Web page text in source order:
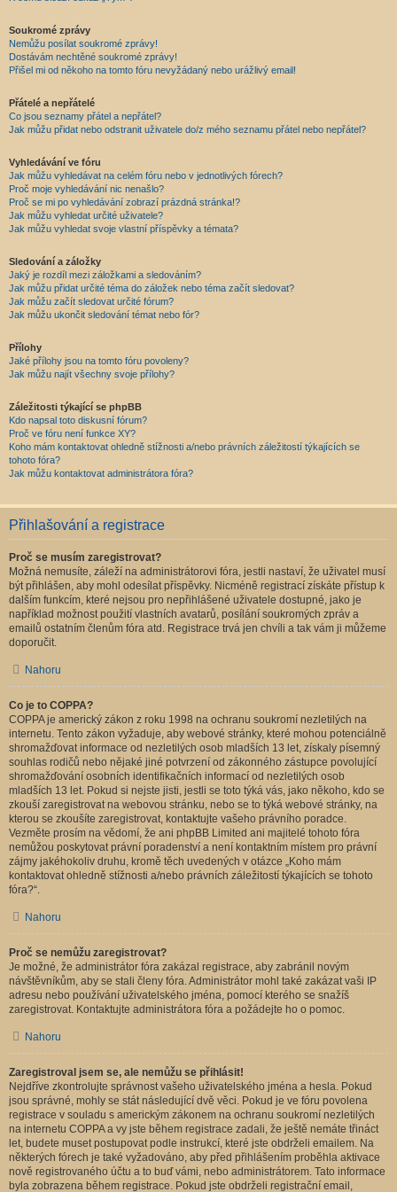
Soukromé zprávy
Nemůžu posílat soukromé zprávy!
Dostávám nechtěné soukromé zprávy!
Přišel mi od někoho na tomto fóru nevyžádaný nebo urážlivý email!
Přátelé a nepřátelé
Co jsou seznamy přátel a nepřátel?
Jak můžu přidat nebo odstranit uživatele do/z mého seznamu přátel nebo nepřátel?
Vyhledávání ve fóru
Jak můžu vyhledávat na celém fóru nebo v jednotlivých fórech?
Proč moje vyhledávání nic nenašlo?
Proč se mi po vyhledávání zobrazí prázdná stránka!?
Jak můžu vyhledat určité uživatele?
Jak můžu vyhledat svoje vlastní příspěvky a témata?
Sledování a záložky
Jaký je rozdíl mezi záložkami a sledováním?
Jak můžu přidat určité téma do záložek nebo téma začít sledovat?
Jak můžu začít sledovat určité fórum?
Jak můžu ukončit sledování témat nebo fór?
Přílohy
Jaké přílohy jsou na tomto fóru povoleny?
Jak můžu najít všechny svoje přílohy?
Záležitosti týkající se phpBB
Kdo napsal toto diskusní fórum?
Proč ve fóru není funkce XY?
Koho mám kontaktovat ohledně stížnosti a/nebo právních záležitostí týkajících se
tohoto fóra?
Jak můžu kontaktovat administrátora fóra?
Přihlašování a registrace
Proč se musím zaregistrovat?
Možná nemusíte, záleží na administrátorovi fóra, jestli nastaví, že uživatel musí
být přihlášen, aby mohl odesílat příspěvky. Nicméně registrací získáte přístup k
dalším funkcím, které nejsou pro nepřihlášené uživatele dostupné, jako je
například možnost použití vlastních avatarů, posílání soukromých zpráv a
emailů ostatním členům fóra atd. Registrace trvá jen chvíli a tak vám ji můžeme
doporučit.
Nahoru
Co je to COPPA?
COPPA je americký zákon z roku 1998 na ochranu soukromí nezletilých na
internetu. Tento zákon vyžaduje, aby webové stránky, které mohou potenciálně
shromažďovat informace od nezletilých osob mladších 13 let, získaly písemný
souhlas rodičů nebo nějaké jiné potvrzení od zákonného zástupce povolující
shromažďování osobních identifikačních informací od nezletilých osob
mladších 13 let. Pokud si nejste jisti, jestli se toto týká vás, jako někoho, kdo se
zkouší zaregistrovat na webovou stránku, nebo se to týká webové stránky, na
kterou se zkoušíte zaregistrovat, kontaktujte vašeho právního poradce.
Vezměte prosím na vědomí, že ani phpBB Limited ani majitelé tohoto fóra
nemůžou poskytovat právní poradenství a není kontaktním místem pro právní
zájmy jakéhokoliv druhu, kromě těch uvedených v otázce „Koho mám
kontaktovat ohledně stížnosti a/nebo právních záležitostí týkajících se tohoto
fóra?“.
Nahoru
Proč se nemůžu zaregistrovat?
Je možné, že administrátor fóra zakázal registrace, aby zabránil novým
návštěvníkům, aby se stali členy fóra. Administrátor mohl také zakázat vaši IP
adresu nebo používání uživatelského jména, pomocí kterého se snažíš
zaregistrovat. Kontaktujte administrátora fóra a požádejte ho o pomoc.
Nahoru
Zaregistroval jsem se, ale nemůžu se přihlásit!
Nejdříve zkontrolujte správnost vašeho uživatelského jména a hesla. Pokud
jsou správné, mohly se stát následující dvě věci. Pokud je ve fóru povolena
registrace v souladu s americkým zákonem na ochranu soukromí nezletilých
na internetu COPPA a vy jste během registrace zadali, že ještě nemáte třináct
let, budete muset postupovat podle instrukcí, které jste obdrželi emailem. Na
některých fórech je také vyžadováno, aby před přihlášením proběhla aktivace
nově registrovaného účtu a to buď vámi, nebo administrátorem. Tato informace
byla zobrazena během registrace. Pokud jste obdrželi registrační email,